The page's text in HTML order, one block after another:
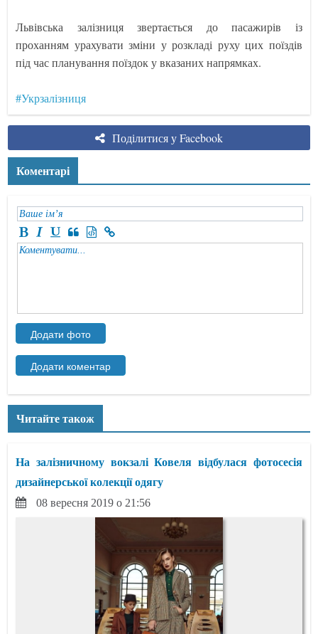
Львівська залізниця звертається до пасажирів із
проханням урахувати зміни у розкладі руху цих поїздів
під час планування поїздок у вказаних напрямках.
#Укрзалізниця
Поділитися у Facebook
Коментарі
Читайте також
На залізничному вокзалі Ковеля відбулася фотосесія
дизайнерської колекції одягу
08 вересня 2019 о 21:56